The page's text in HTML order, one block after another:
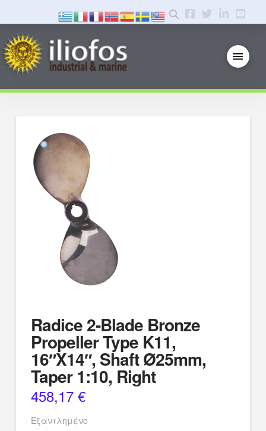
Radice 2-Blade Bronze
Propeller Type K11,
16″X14″, Shaft Ø25mm,
Taper 1:10, Right
458,17 €
Εξαντλημένο